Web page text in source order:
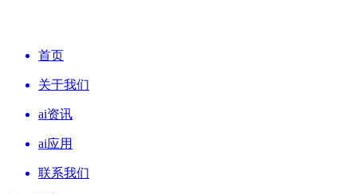
首页
关于我们
ai资讯
ai应用
联系我们